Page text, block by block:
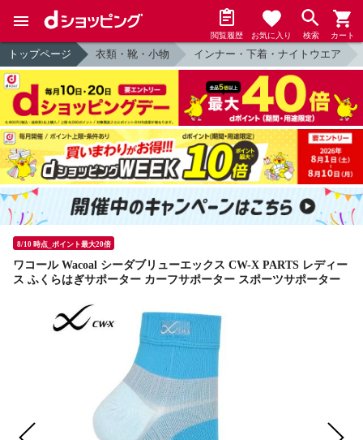
閲覧履歴 お気に入り 検索 カート
トップページ 衣類・靴・小物 インナー・下着・ナイトウエア
8/10 時点_ポイント最大20倍
ワコール Wacoal シーダブリューエックス CW-X PARTS レディー
ス ふくらはぎサポーター カーフサポーター スポーツサポーター